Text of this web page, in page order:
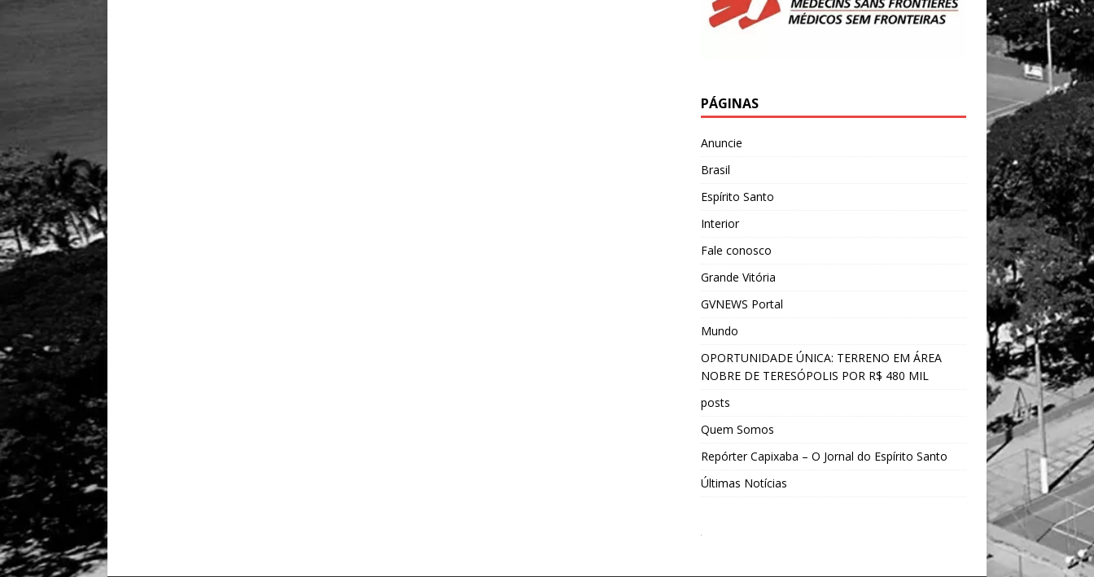
PÁGINAS
Anuncie
Brasil
Espírito Santo
Interior
Fale conosco
Grande Vitória
GVNEWS Portal
Mundo
OPORTUNIDADE ÚNICA: TERRENO EM ÁREA
NOBRE DE TERESÓPOLIS POR R$ 480 MIL
posts
Quem Somos
Repórter Capixaba – O Jornal do Espírito Santo
Últimas Notícias